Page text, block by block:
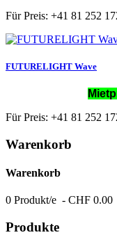
Für Preis: +41 81 252
FUTURELIGHT Wave
Für Preis: +41 81 252
Warenkorb
Warenkorb
0 Produkt/e - CHF 0.00
Produkte